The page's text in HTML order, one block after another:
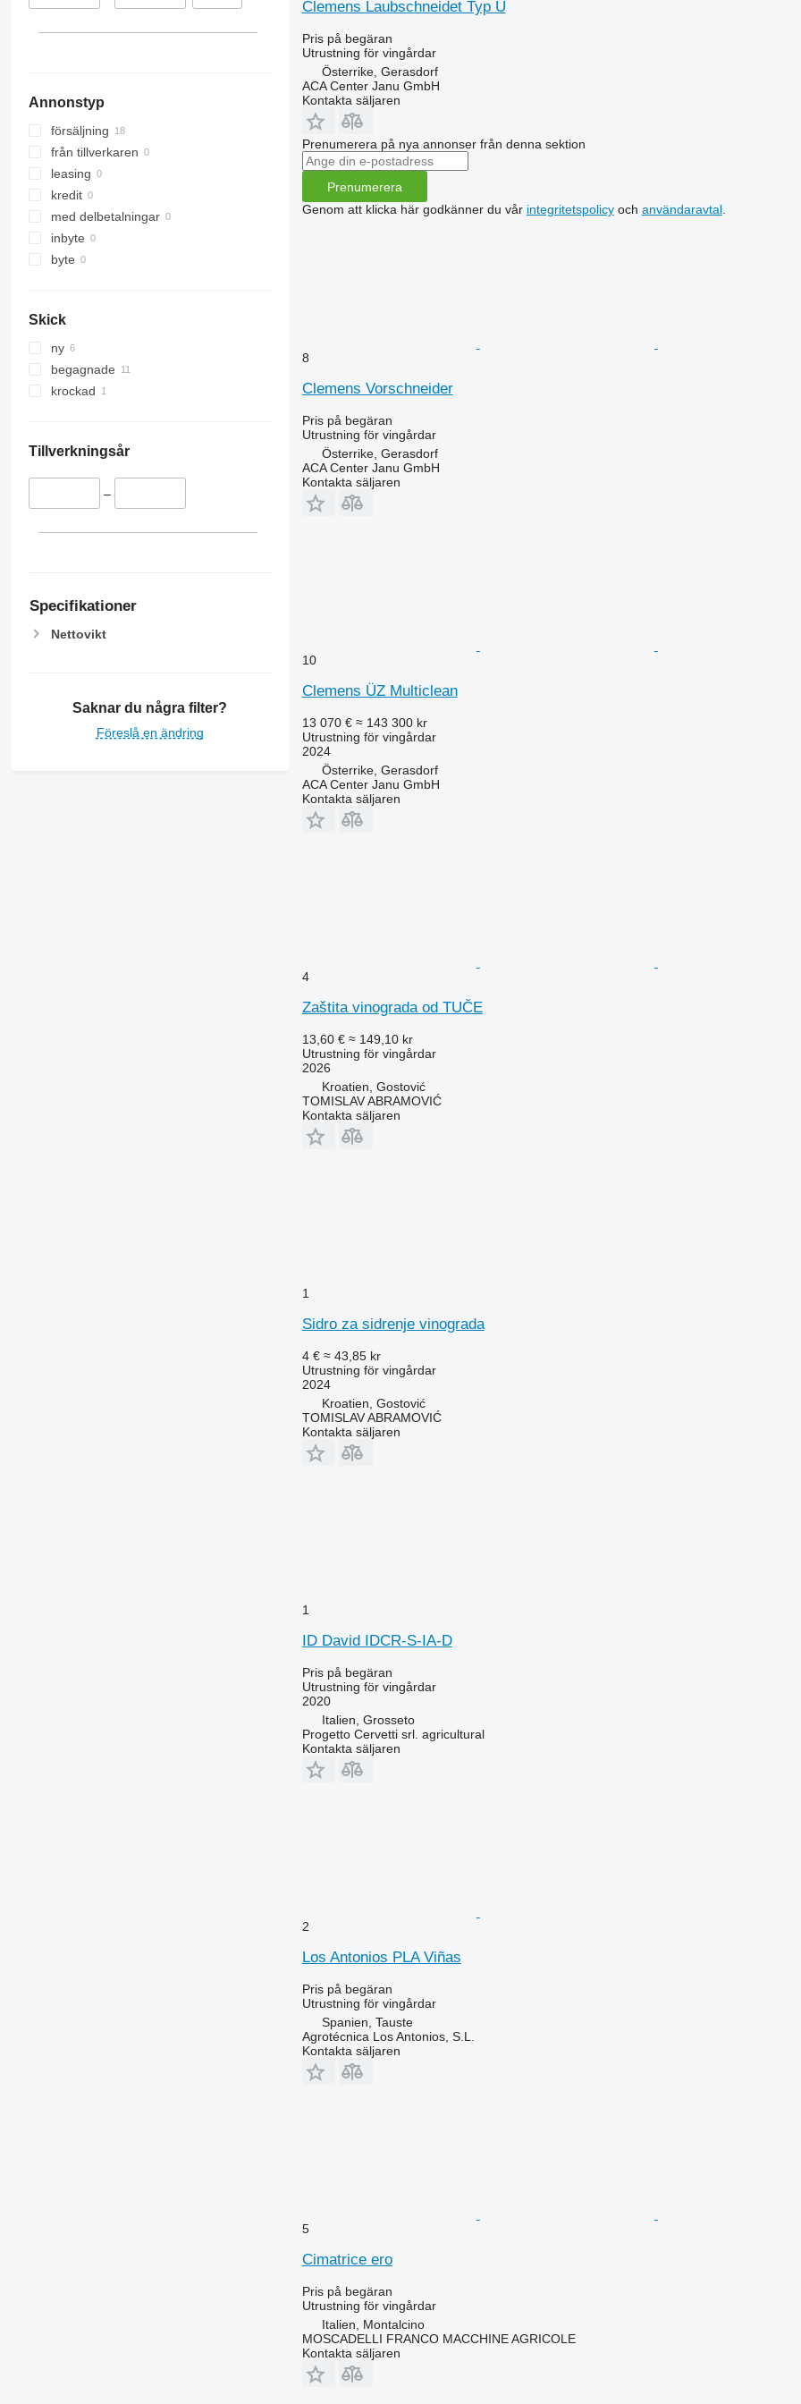
Annonstyp
försäljning
från tillverkaren
leasing
kredit
med delbetalningar
inbyte
byte
Skick
ny
begagnade
krockad
Tillverkningsår
–
Specifikationer
Nettovikt
Saknar du några filter?
Föreslå en ändring
Clemens Laubschneidet Typ U
Pris på begäran
Utrustning för vingårdar
Österrike, Gerasdorf
ACA Center Janu GmbH
Kontakta säljaren
Prenumerera på nya annonser från denna sektion
Prenumerera
Genom att klicka här godkänner du vår integritetspolicyoch användaravtal.
8
Clemens Vorschneider
Pris på begäran
Utrustning för vingårdar
Österrike, Gerasdorf
ACA Center Janu GmbH
Kontakta säljaren
10
Clemens ÜZ Multiclean
13 070 € ≈ 143 300 kr
Utrustning för vingårdar
2024
Österrike, Gerasdorf
ACA Center Janu GmbH
Kontakta säljaren
4
Zaštita vinograda od TUČE
13,60 € ≈ 149,10 kr
Utrustning för vingårdar
2026
Kroatien, Gostović
TOMISLAV ABRAMOVIĆ
Kontakta säljaren
1
Sidro za sidrenje vinograda
4 € ≈ 43,85 kr
Utrustning för vingårdar
2024
Kroatien, Gostović
TOMISLAV ABRAMOVIĆ
Kontakta säljaren
1
ID David IDCR-S-IA-D
Pris på begäran
Utrustning för vingårdar
2020
Italien, Grosseto
Progetto Cervetti srl. agricultural
Kontakta säljaren
2
Los Antonios PLA Viñas
Pris på begäran
Utrustning för vingårdar
Spanien, Tauste
Agrotécnica Los Antonios, S.L.
Kontakta säljaren
5
Cimatrice ero
Pris på begäran
Utrustning för vingårdar
Italien, Montalcino
MOSCADELLI FRANCO MACCHINE AGRICOLE
Kontakta säljaren